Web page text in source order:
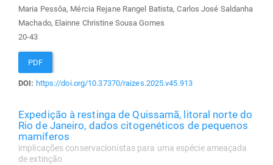
Maria Pessôa, Mércia Rejane Rangel Batista, Carlos José Saldanha
Machado, Elainne Christine Sousa Gomes
20-43
PDF
DOI: https://doi.org/10.37370/raizes.2025.v45.913
Expedição à restinga de Quissamã, litoral norte do
Rio de Janeiro, dados citogenéticos de pequenos
mamíferos
implicações conservacionistas para uma espécie ameaçada
de extinção